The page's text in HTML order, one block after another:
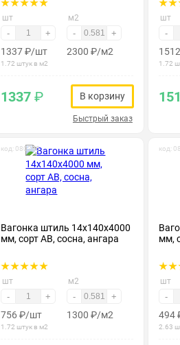
шт
- +
1337₽/шт
1.72 штук в м2
м2
- +
2300 ₽/м2
1337 ₽ В корзину
Быстрый заказ
шт
-
1512
1.72
код: 080205
Вагонка штиль 14х140х4000
мм, сорт АВ, сосна, ангара
шт
- +
756 ₽/шт
1.72 штук в м2
м2
- +
1300 ₽/м2
код:
мм,
шт
-
494
2.63